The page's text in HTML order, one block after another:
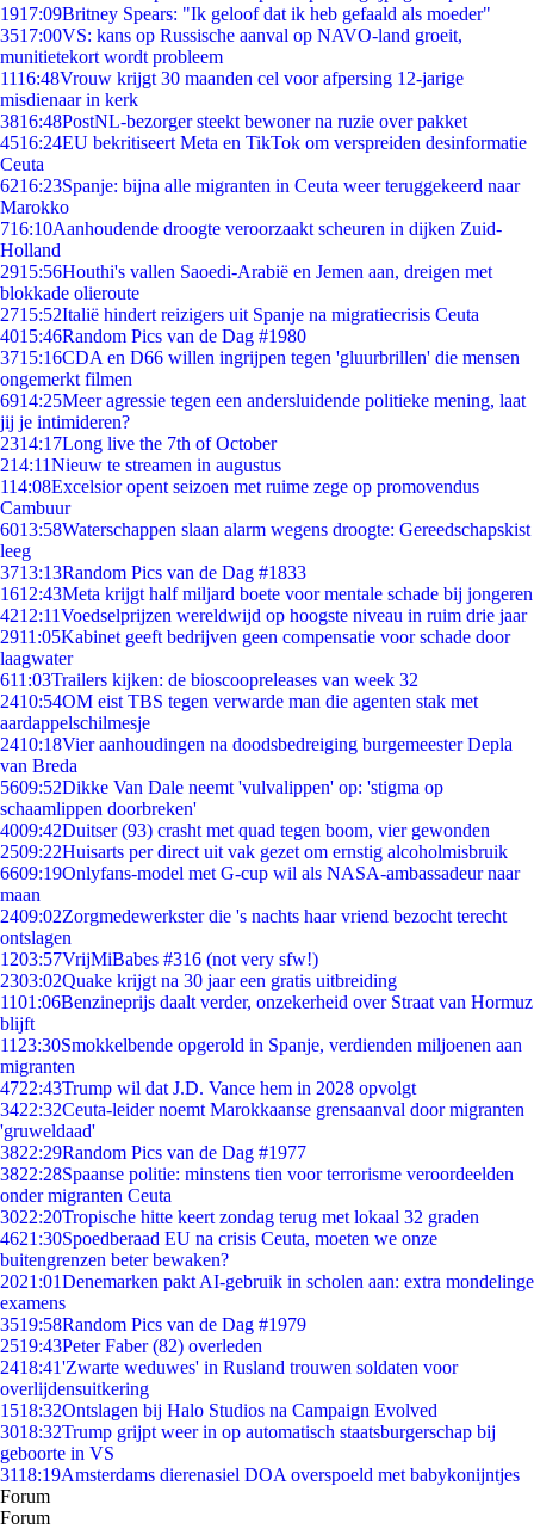
1917:09Britney Spears: "Ik geloof dat ik heb gefaald als moeder"
3517:00VS: kans op Russische aanval op NAVO-land groeit,
munitietekort wordt probleem
1116:48Vrouw krijgt 30 maanden cel voor afpersing 12-jarige
misdienaar in kerk
3816:48PostNL-bezorger steekt bewoner na ruzie over pakket
4516:24EU bekritiseert Meta en TikTok om verspreiden desinformatie
Ceuta
6216:23Spanje: bijna alle migranten in Ceuta weer teruggekeerd naar
Marokko
716:10Aanhoudende droogte veroorzaakt scheuren in dijken Zuid-
Holland
2915:56Houthi's vallen Saoedi-Arabië en Jemen aan, dreigen met
blokkade olieroute
2715:52Italië hindert reizigers uit Spanje na migratiecrisis Ceuta
4015:46Random Pics van de Dag #1980
3715:16CDA en D66 willen ingrijpen tegen 'gluurbrillen' die mensen
ongemerkt filmen
6914:25Meer agressie tegen een andersluidende politieke mening, laat
jij je intimideren?
2314:17Long live the 7th of October
214:11Nieuw te streamen in augustus
114:08Excelsior opent seizoen met ruime zege op promovendus
Cambuur
6013:58Waterschappen slaan alarm wegens droogte: Gereedschapskist
leeg
3713:13Random Pics van de Dag #1833
1612:43Meta krijgt half miljard boete voor mentale schade bij jongeren
4212:11Voedselprijzen wereldwijd op hoogste niveau in ruim drie jaar
2911:05Kabinet geeft bedrijven geen compensatie voor schade door
laagwater
611:03Trailers kijken: de bioscoopreleases van week 32
2410:54OM eist TBS tegen verwarde man die agenten stak met
aardappelschilmesje
2410:18Vier aanhoudingen na doodsbedreiging burgemeester Depla
van Breda
5609:52Dikke Van Dale neemt 'vulvalippen' op: 'stigma op
schaamlippen doorbreken'
4009:42Duitser (93) crasht met quad tegen boom, vier gewonden
2509:22Huisarts per direct uit vak gezet om ernstig alcoholmisbruik
6609:19Onlyfans-model met G-cup wil als NASA-ambassadeur naar
maan
2409:02Zorgmedewerkster die 's nachts haar vriend bezocht terecht
ontslagen
1203:57VrijMiBabes #316 (not very sfw!)
2303:02Quake krijgt na 30 jaar een gratis uitbreiding
1101:06Benzineprijs daalt verder, onzekerheid over Straat van Hormuz
blijft
11 23:30Smokkelbende opgerold in Spanje, verdienden miljoenen aan
migranten
4722:43Trump wil dat J.D. Vance hem in 2028 opvolgt
3422:32Ceuta-leider noemt Marokkaanse grensaanval door migranten
'gruweldaad'
3822:29Random Pics van de Dag #1977
3822:28Spaanse politie: minstens tien voor terrorisme veroordeelden
onder migranten Ceuta
3022:20Tropische hitte keert zondag terug met lokaal 32 graden
4621:30Spoedberaad EU na crisis Ceuta, moeten we onze
buitengrenzen beter bewaken?
2021:01Denemarken pakt AI-gebruik in scholen aan: extra mondelinge
examens
3519:58Random Pics van de Dag #1979
2519:43Peter Faber (82) overleden
2418:41'Zwarte weduwes' in Rusland trouwen soldaten voor
overlijdensuitkering
1518:32Ontslagen bij Halo Studios na Campaign Evolved
3018:32Trump grijpt weer in op automatisch staatsburgerschap bij
geboorte in VS
3118:19Amsterdams dierenasiel DOA overspoeld met babykonijntjes
Forum
Forum